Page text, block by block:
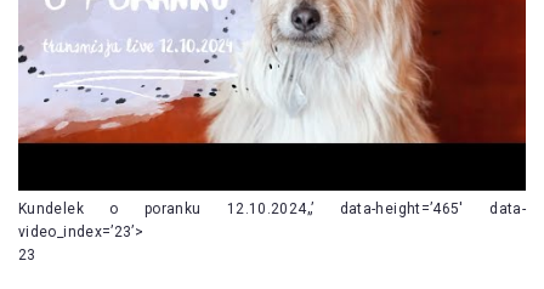
Kundelek o poranku 12.10.2024„’ data-height=’465′ data-
video_index=’23’>
23